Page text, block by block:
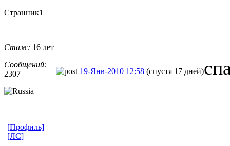
Странник1
Стаж: 16 лет
Сообщений:
2307
19-Янв-2010 12:58 (спустя 17 дней)
[Профиль]
[ЛС]